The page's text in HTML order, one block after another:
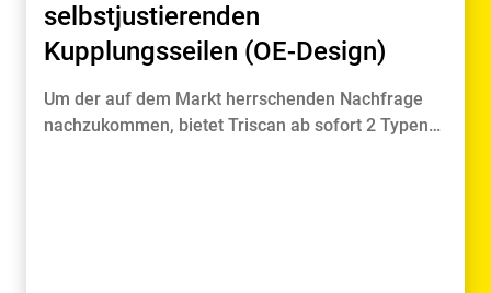
selbstjustierenden
Kupplungsseilen (OE-Design)
Um der auf dem Markt herrschenden Nachfrage
nachzukommen, bietet Triscan ab sofort 2 Typen…